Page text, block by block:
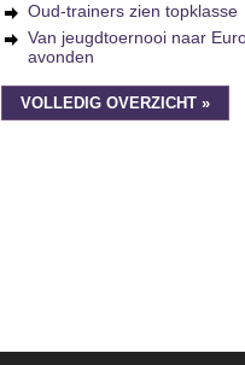
Oud-trainers zien topklasse
Van jeugdtoernooi naar
avonden
VOLLEDIG OVERZICHT »